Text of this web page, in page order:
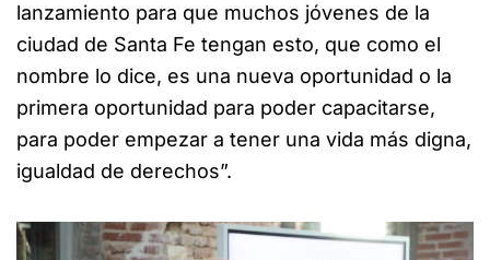
lanzamiento para que muchos jóvenes de la
ciudad de Santa Fe tengan esto, que como el
nombre lo dice, es una nueva oportunidad o la
primera oportunidad para poder capacitarse,
para poder empezar a tener una vida más digna,
igualdad de derechos”.